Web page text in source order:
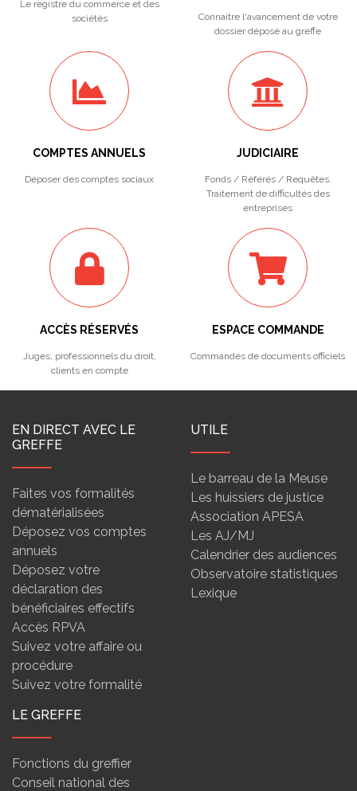
Le registre du commerce et des
sociétés
Connaitre l'avancement de votre
dossier déposé au greffe
COMPTES ANNUELS
Déposer des comptes sociaux
JUDICIAIRE
Fonds / Référés / Requêtes.
Traitement de difficultés des
entreprises
ACCÈS RÉSERVÉS
Juges, professionnels du droit,
clients en compte
ESPACE COMMANDE
Commandes de documents officiels
EN DIRECT AVEC LE
GREFFE
Faites vos formalités
dématérialisées
Déposez vos comptes
annuels
Déposez votre
déclaration des
bénéficiaires effectifs
Accès RPVA
Suivez votre affaire ou
procédure
Suivez votre formalité
UTILE
Le barreau de la Meuse
Les huissiers de justice
Association APESA
Les AJ/MJ
Calendrier des audiences
Observatoire statistiques
Lexique
LE GREFFE
Fonctions du greffier
Conseil national des